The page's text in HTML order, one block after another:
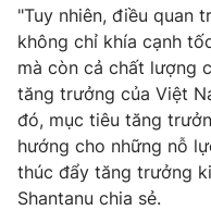
Học trực tuyến
Hitech Công nghệ
Sản phẩm
Thị trường
Tư vấn
Giao lưu trực tuyến
Lịch phát sóng
Chuyên mục khác
"Tuy nhiên, điều quan
không chỉ khía cạnh
mà còn cả chất lượng
tăng trưởng của Việt
đó, mục tiêu tăng
hướng cho những nỗ
thúc đẩy tăng trưởng
Shantanu chia sẻ.